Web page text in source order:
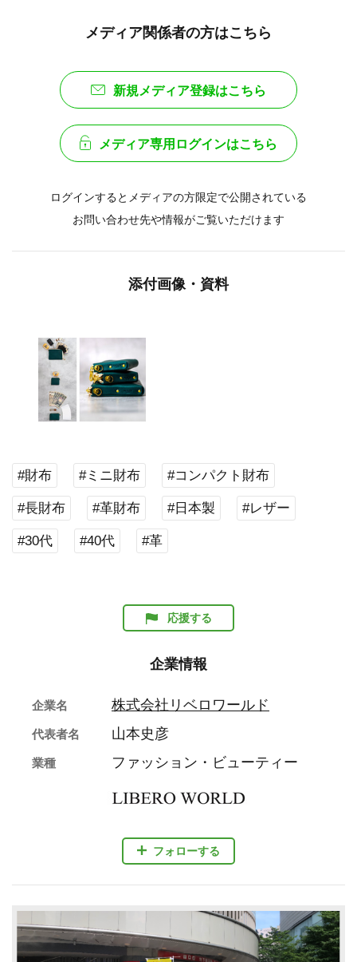
メディア関係者の方はこちら
新規メディア登録はこちら
メディア専用ログインはこちら
ログインするとメディアの方限定で公開されている
お問い合わせ先や情報がご覧いただけます
添付画像・資料
#財布 #ミニ財布 #コンパクト財布
#長財布 #革財布 #日本製 #レザー
#30代 #40代 #革
応援する
企業情報
フォローする
企業名 株式会社リベロワールド
代表者名 山本史彦
業種 ファッション・ビューティー